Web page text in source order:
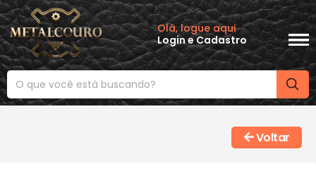
Olá, logue aqui
LogineCadastro
Voltar